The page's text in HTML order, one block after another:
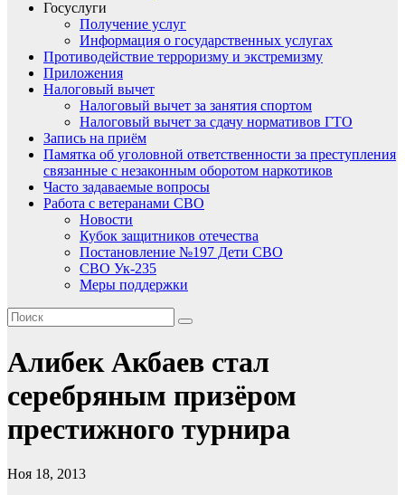
Госуслуги
Получение услуг
Информация о государственных услугах
Противодействие терроризму и экстремизму
Приложения
Налоговый вычет
Налоговый вычет за занятия спортом
Налоговый вычет за сдачу нормативов ГТО
Запись на приём
Памятка об уголовной ответственности за преступления
связанные с незаконным оборотом наркотиков
Часто задаваемые вопросы
Работа с ветеранами СВО
Новости
Кубок защитников отечества
Постановление №197 Дети СВО
СВО Ук-235
Меры поддержки
Алибек Акбаев стал
серебряным призёром
престижного турнира
Ноя 18, 2013